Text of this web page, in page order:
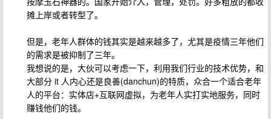
摊上岸或者转型了。
但是，老年人群体的钱其实是越来越多了，尤其是疫情三年他们
的需求是被抑制了三年。
我想说的是，大伙可以考虑一下，利用我们行业的技术优势，和
大部分 it 人内心还是良善(danchun)的特质，众合一个适合老年
人的平台：实体店+互联网虚拟，为老年人实打实地服务，同时
赚钱他们的钱。